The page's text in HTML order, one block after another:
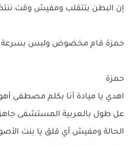
إن البطن بتتقلب ومفيش وقت
حمزة قام مخضوض ولبس بسرعة
حمزة
اهدي يا ميادة أنا بكلم مصطفى أهو
عل طول بالعربية المستشفى جاهزة
الحالة ومفيش أي قلق يا بنت